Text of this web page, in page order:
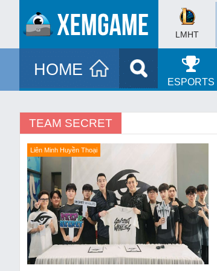
LMHT
HOME
ESPORTS
TEAM SECRET
Liên Minh Huyền Thoại